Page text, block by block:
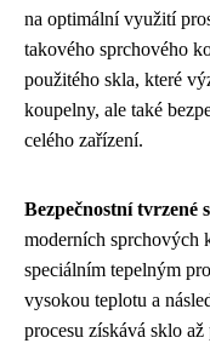
na optimální využití
takového sprchového
použitého skla, které
koupelny, ale také
celého zařízení.
Bezpečnostní tvrzené
moderních sprchových
speciálním tepelným
vysokou teplotu a
procesu získává sklo